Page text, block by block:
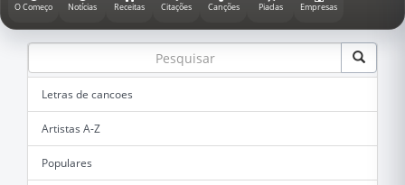
O Começo Notícias Receitas Citações Canções Piadas Empresas
Letras de cancoes
Artistas A-Z
Populares